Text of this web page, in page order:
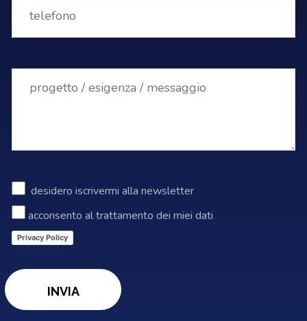
desidero iscrivermi alla newsletter
acconsento al trattamento dei miei dati
Privacy Policy